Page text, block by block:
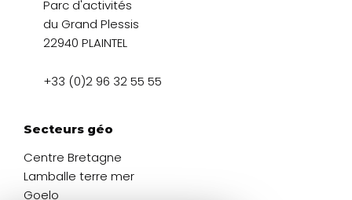
Parc d'activités
du Grand Plessis
22940 PLAINTEL
+33 (0)2 96 32 55 55
Secteurs géo
Centre Bretagne
Lamballe terre mer
Goelo